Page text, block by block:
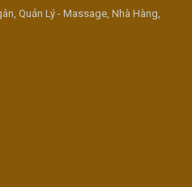
Quản Lý - Massage, Nhà Hàng,